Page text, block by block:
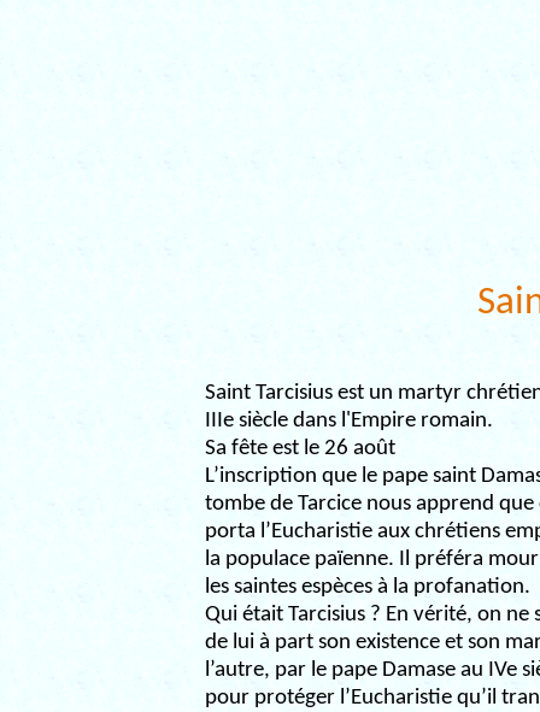
Saint Tarcisius est un martyr
IIIe siècle dans l'Empire romain.
Sa fête est le 26 août
L’inscription que le pape saint
tombe de Tarcice nous apprend que
porta l’Eucharistie aux chrétiens
la populace païenne. Il préféra
les saintes espèces à la profanation.
Qui était Tarcisius ? En vérité, on ne
de lui à part son existence et son
l’autre, par le pape Damase au IVe
pour protéger l’Eucharistie qu’il